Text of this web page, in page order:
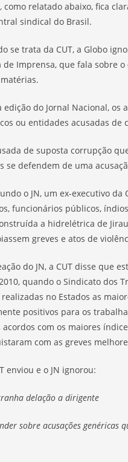
como relatado abaixo, fica
sindical do Brasil.
se trata da CUT, a Globo
de Imprensa, que fala sobre
edição do Jornal Nacional,
ou entidades acusadas
de suposta corrupção
se defendem de uma
o JN, um ex-executivo
funcionários públicos,
a hidrelétrica de
greves e atos de
do JN, a CUT disse que
quando o Sindicato dos
no Estados as
positivos para os
com os maiores
com as greves
enviou e o JN ignorou:
delação a dirigente
sobre acusações